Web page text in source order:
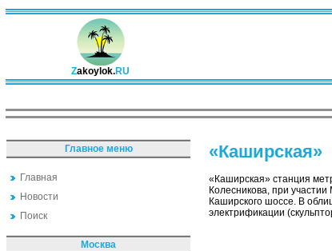
Zakoylok.RU
Главное меню
Главная
Новости
Поиск
Москва
«Каширская»
«Каширская» станция
Колесникова, при
Каширского шоссе. В
электрификации